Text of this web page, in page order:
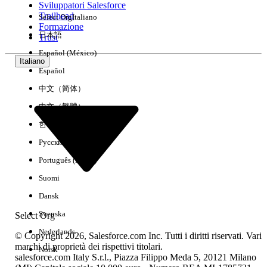
Esperienza
Nessun risultato
Sviluppatori Salesforce
Trailhead
Formazione
Trust
Italiano
Select Org
Select OrgItaliano
日本語
Español (México)
Español
中文（简体）
中文（繁體）
한국어
Русский
Português (Brasil)
Suomi
Dansk
Svenska
Nederlands
Norsk
© Copyright 2026, Salesforce.com Inc. Tutti i diritti riservati. Vari
marchi di proprietà dei rispettivi titolari.
salesforce.com Italy S.r.l., Piazza Filippo Meda 5, 20121 Milano